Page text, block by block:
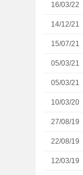
16/03/22
14/12/21
15/07/21
05/03/21
05/03/21
10/03/20
27/08/19
22/08/19
12/03/19